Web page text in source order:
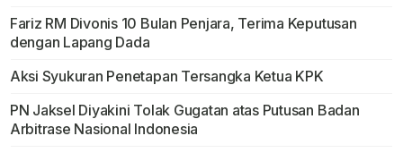
Fariz RM Divonis 10 Bulan Penjara, Terima Keputusan
dengan Lapang Dada
Aksi Syukuran Penetapan Tersangka Ketua KPK
PN Jaksel Diyakini Tolak Gugatan atas Putusan Badan
Arbitrase Nasional Indonesia